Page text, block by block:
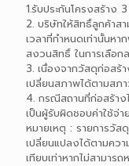
1.รับประกันโครงสร้าง
2. บริษัทให้สิทธิ์ลูกค้าสา
เวลาที่กำหนดเท่านั้นหา
สงวนสิทธิ์ ในการเลือก
3. เนื่องจากวัสดุก่อสร้
เปลี่ยนสภาพได้ตามสภา
4. กรณีสถานที่ก่อสร้า
เป็นผู้รับผิดชอบค่าใช้จ่
หมายเหตุ : รายการวั
เปลี่ยนแปลงได้ตามคว
เทียบเท่าหากไม่สามาร